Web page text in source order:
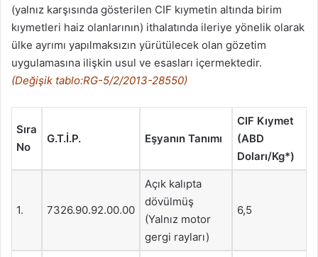
(yalnız karşısında gösterilen CIF kıymetin altında birim
kıymetleri haiz olanlarının) ithalatında ileriye yönelik olarak
ülke ayrımı yapılmaksızın yürütülecek olan gözetim
uygulamasına ilişkin usul ve esasları içermektedir.
(Değişik tablo:RG-5/2/2013-28550)
Sıra
No
G.T.İ.P. Eşyanın Tanımı
CIF Kıymet
(ABD
Doları/Kg*)
1. 7326.90.92.00.00
Açık kalıpta
dövülmüş
(Yalnız motor
gergi rayları)
6,5